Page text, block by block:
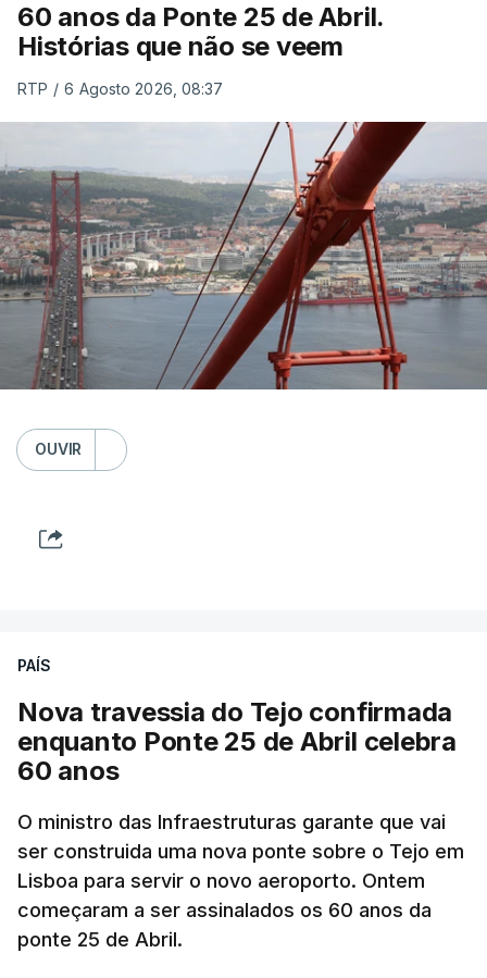
60 anos da Ponte 25 de Abril.
Histórias que não se veem
RTP / 6 Agosto 2026, 08:37
OUVIR
PAÍS
Nova travessia do Tejo confirmada
enquanto Ponte 25 de Abril celebra
60 anos
O ministro das Infraestruturas garante que vai
ser construida uma nova ponte sobre o Tejo em
Lisboa para servir o novo aeroporto. Ontem
começaram a ser assinalados os 60 anos da
ponte 25 de Abril.